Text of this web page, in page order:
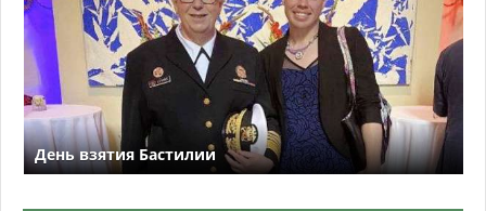
День взятия Бастилии